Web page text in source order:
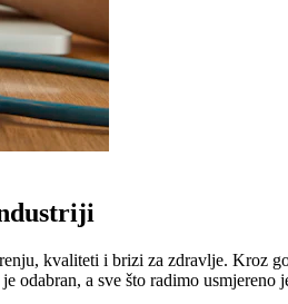
kvaliteti i brizi za zdravlje. Kroz
a sve što radimo usmjereno